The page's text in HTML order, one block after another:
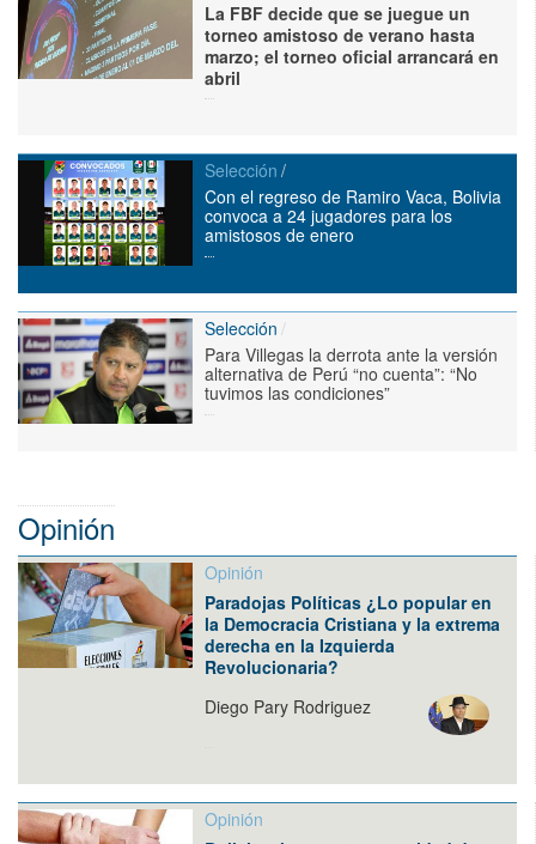
La FBF decide que se juegue un
torneo amistoso de verano hasta
marzo; el torneo oficial arrancará en
abril
Selección
Con el regreso de Ramiro Vaca, Bolivia
convoca a 24 jugadores para los
amistosos de enero
Selección
Para Villegas la derrota ante la versión
alternativa de Perú “no cuenta”: “No
tuvimos las condiciones”
Opinión
Opinión
Paradojas Políticas ¿Lo popular en
la Democracia Cristiana y la extrema
derecha en la Izquierda
Revolucionaria?
Diego Pary Rodriguez
Opinión